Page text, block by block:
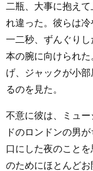
二瓶、大事に抱え
れ違った。彼らは
一二秒、ずんぐり
本の腕に向けられ
げ、ジャックが小
るのを見た。
不意に彼は、ミュ
ドのロンドンの男
口にした夜のこと
のためにほとんど